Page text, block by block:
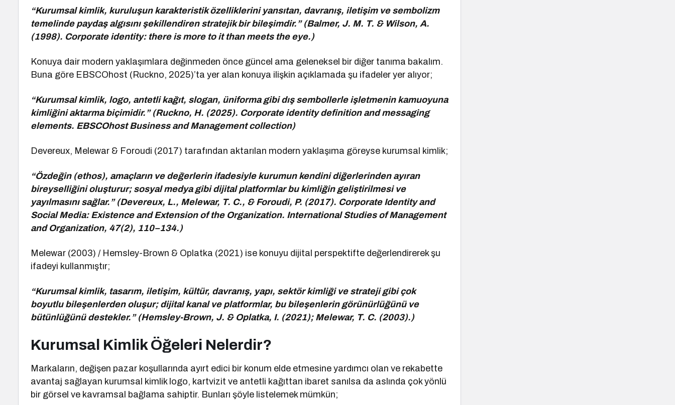
“Kurumsal kimlik, kuruluşun karakteristik özelliklerini yansıtan, davranış, iletişim ve sembolizm
temelinde paydaş algısını şekillendiren stratejik bir bileşimdir.” (Balmer, J. M. T. & Wilson, A.
(1998). Corporate identity: there is more to it than meets the eye.)
Konuya dair modern yaklaşımlara değinmeden önce güncel ama geleneksel bir diğer tanıma bakalım.
Buna göre EBSCOhost (Ruckno, 2025)’ta yer alan konuya ilişkin açıklamada şu ifadeler yer alıyor;
“Kurumsal kimlik, logo, antetli kağıt, slogan, üniforma gibi dış sembollerle işletmenin kamuoyuna
kimliğini aktarma biçimidir.” (Ruckno, H. (2025). Corporate identity definition and messaging
elements. EBSCOhost Business and Management collection)
Devereux, Melewar & Foroudi (2017) tarafından aktarılan modern yaklaşıma göreyse kurumsal kimlik;
“Özdeğin (ethos), amaçların ve değerlerin ifadesiyle kurumun kendini diğerlerinden ayıran
bireyselliğini oluşturur; sosyal medya gibi dijital platformlar bu kimliğin geliştirilmesi ve
yayılmasını sağlar.” (Devereux, L., Melewar, T. C., & Foroudi, P. (2017). Corporate Identity and
Social Media: Existence and Extension of the Organization. International Studies of Management
and Organization, 47(2), 110–134.)
Melewar (2003) / Hemsley-Brown & Oplatka (2021) ise konuyu dijital perspektifte değerlendirerek şu
ifadeyi kullanmıştır;
“Kurumsal kimlik, tasarım, iletişim, kültür, davranış, yapı, sektör kimliği ve strateji gibi çok
boyutlu bileşenlerden oluşur; dijital kanal ve platformlar, bu bileşenlerin görünürlüğünü ve
bütünlüğünü destekler.” (Hemsley-Brown, J. & Oplatka, I. (2021); Melewar, T. C. (2003).)
Kurumsal Kimlik Öğeleri Nelerdir?
Markaların, değişen pazar koşullarında ayırt edici bir konum elde etmesine yardımcı olan ve rekabette
avantaj sağlayan kurumsal kimlik logo, kartvizit ve antetli kağıttan ibaret sanılsa da aslında çok yönlü
bir görsel ve kavramsal bağlama sahiptir. Bunları şöyle listelemek mümkün;